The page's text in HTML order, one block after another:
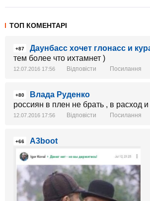
ТОП КОМЕНТАРІ
+87
Даунбасс хочет глонасс и
тем более что ихтамнет )
12.07.2016 17:56 Відповісти Посилання
+80
Влада Руденко
россиян в плен не брать , в расход и
12.07.2016 17:56 Відповісти Посилання
+66 A3boot